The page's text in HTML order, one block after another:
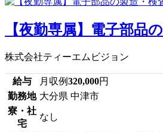
【夜勤専属】電子部品
株式会社ティーエムビジョン
給与 月収例320,000円
勤務地 大分県 中津市
寮・社
宅
なし